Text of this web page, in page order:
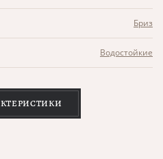
Бриз
Водостойкие